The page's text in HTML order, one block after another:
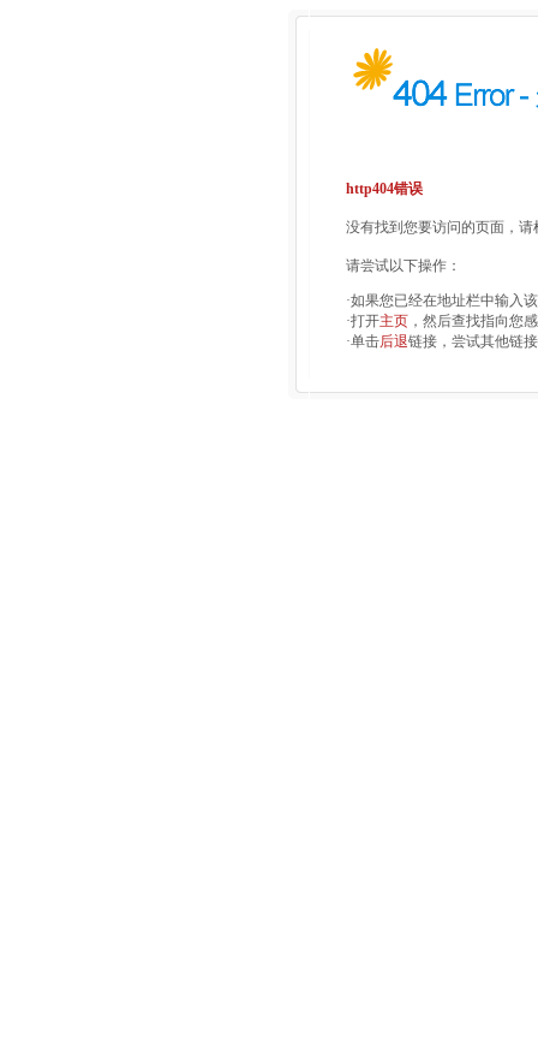
http404错误
没有找到您要访问的页面，
请尝试以下操作：
·如果您已经在地址栏中输入
·打开主页 ，然后查找指向您
·单击后退链接，尝试其他链